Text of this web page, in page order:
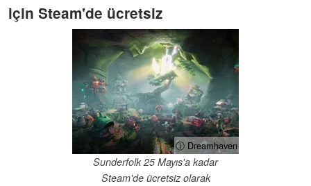
için Steam'de ücretsiz
ⓘ Dreamhaven
Sunderfolk 25 Mayıs'a kadar
Steam'de ücretsiz olarak